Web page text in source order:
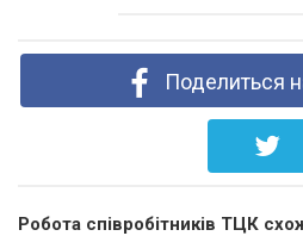
Поделиться
Робота співробітників ТЦК